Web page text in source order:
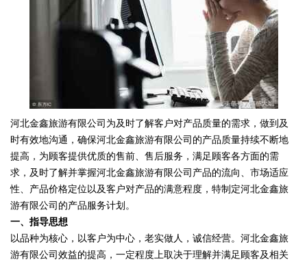
河北金鑫旅游有限公司为及时了解客户对产品质量的需求，做到及
时有效地沟通，确保河北金鑫旅游有限公司的产品质量持续不断地
提高，为顾客提供优质的售前、售后服务，满足顾客各方面的需
求，及时了解并掌握河北金鑫旅游有限公司产品的流向、市场适应
性、产品价格定位以及客户对产品的满意程度，特制定河北金鑫旅
游有限公司的产品服务计划。
一、指导思想
以品种为核心，以客户为中心，老实做人，诚信经营。河北金鑫旅
游有限公司效益的提高，一定程度上取决于理解并满足顾客及相关